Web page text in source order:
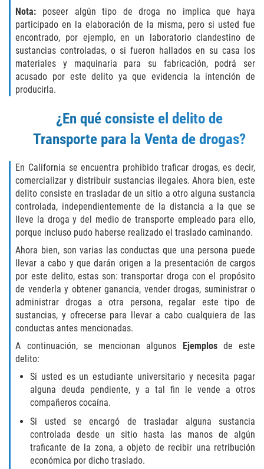
Prostitución y Solicitación
DUI
Conducción Imprudente sin Presencia
de Alcohol
DUID
DUI Causando Lesiones
DUI en Menores de Edad
DUI Con Pasajeros Menores de 14
años
Leyes de DUI en el Estado de
California
Segunda Ofensa de DUI
Tercera Ofensa de DUI
Delitos Violentos
Aumento de Sentencia para Pandillas
Disuadir a un Testigo
Nota: poseer algún tipo de droga no implica que haya
participado en la elaboración de la misma, pero si usted fue
encontrado, por ejemplo, en un laboratorio clandestino de
sustancias controladas, o si fueron hallados en su casa los
materiales y maquinaria para su fabricación, podrá ser
acusado por este delito ya que evidencia la intención de
producirla.
¿En qué consiste el delito de
Transporte para la Venta de drogas?
En California se encuentra prohibido traficar drogas, es decir,
comercializar y distribuir sustancias ilegales. Ahora bien, este
delito consiste en trasladar de un sitio a otro alguna sustancia
controlada, independientemente de la distancia a la que se
lleve la droga y del medio de transporte empleado para ello,
porque incluso pudo haberse realizado el traslado caminando.
Ahora bien, son varias las conductas que una persona puede
llevar a cabo y que darán origen a la presentación de cargos
por este delito, estas son: transportar droga con el propósito
de venderla y obtener ganancia, vender drogas, suministrar o
administrar drogas a otra persona, regalar este tipo de
sustancias, y ofrecerse para llevar a cabo cualquiera de las
conductas antes mencionadas.
A continuación, se mencionan algunos Ejemplos de este
delito:
Si usted es un estudiante universitario y necesita pagar
alguna deuda pendiente, y a tal fin le vende a otros
compañeros cocaína.
Si usted se encargó de trasladar alguna sustancia
controlada desde un sitio hasta las manos de algún
traficante de la zona, a objeto de recibir una retribución
económica por dicho traslado.